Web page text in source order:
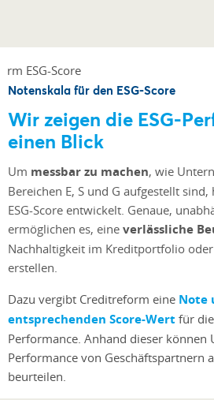
Notenskala für den ESG-Score
Wir zeigen die ESG-
einen Blick
Um messbar zu machen, wie
Bereichen E, S und G aufgestellt
ESG-Score entwickelt. Genaue,
ermöglichen es, eine verlässliche
Nachhaltigkeit im Kreditportfolio
erstellen.
Dazu vergibt Creditreform eine Note
entsprechenden Score-Wert für
Performance. Anhand dieser können
Performance von Geschäftspartnern
beurteilen.